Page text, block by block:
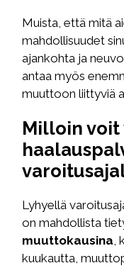
Muista, että mitä
mahdollisuudet
ajankohta ja
antaa myös
muuttoon liittyviä
Milloin voit
Lyhyellä
on mahdollista
muuttokausina,
kuukautta,